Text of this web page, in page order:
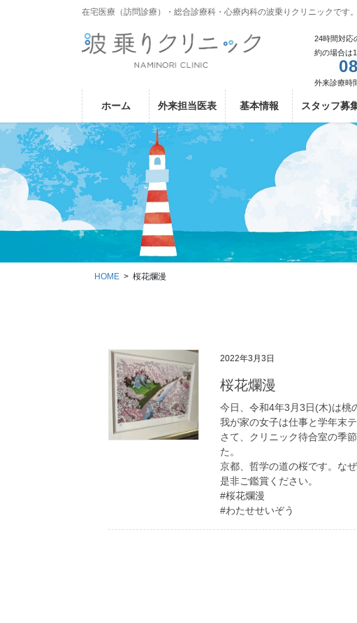
動
に
在宅医療（訪問診療）・総合診療科・心療内科の波乗りクリニックです。
24時間対応
約の場合は
外来診療時
ホーム 外来担当医表 基本情報 スタッフ募
HOME 桜花爛漫
2022年3月3日
桜花爛漫
今日、令和4年3月3日(木)は桃
我が家の女子は仕事と学年末
さて、クリニック待合室の季
た。
京都、哲学の道の桜です。な
是非ご鑑賞ください。
#桜花爛漫
#わたせせいぞう